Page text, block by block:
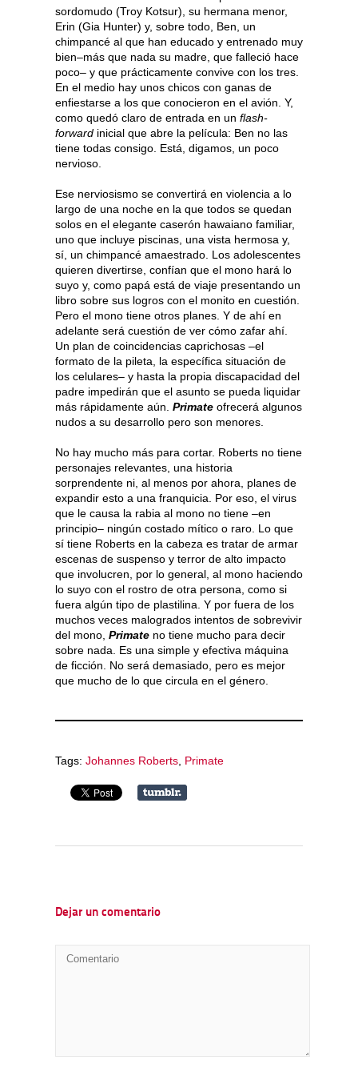
sordomudo (Troy Kotsur), su hermana menor,
Erin (Gia Hunter) y, sobre todo, Ben, un
chimpancé al que han educado y entrenado muy
bien–más que nada su madre, que falleció hace
poco– y que prácticamente convive con los tres.
En el medio hay unos chicos con ganas de
enfiestarse a los que conocieron en el avión. Y,
como quedó claro de entrada en un flash-
forward inicial que abre la película: Ben no las
tiene todas consigo. Está, digamos, un poco
nervioso.
Ese nerviosismo se convertirá en violencia a lo
largo de una noche en la que todos se quedan
solos en el elegante caserón hawaiano familiar,
uno que incluye piscinas, una vista hermosa y,
sí, un chimpancé amaestrado. Los adolescentes
quieren divertirse, confían que el mono hará lo
suyo y, como papá está de viaje presentando un
libro sobre sus logros con el monito en cuestión.
Pero el mono tiene otros planes. Y de ahí en
adelante será cuestión de ver cómo zafar ahí.
Un plan de coincidencias caprichosas –el
formato de la pileta, la específica situación de
los celulares– y hasta la propia discapacidad del
padre impedirán que el asunto se pueda liquidar
más rápidamente aún. Primate ofrecerá algunos
nudos a su desarrollo pero son menores.
No hay mucho más para cortar. Roberts no tiene
personajes relevantes, una historia
sorprendente ni, al menos por ahora, planes de
expandir esto a una franquicia. Por eso, el virus
que le causa la rabia al mono no tiene –en
principio– ningún costado mítico o raro. Lo que
sí tiene Roberts en la cabeza es tratar de armar
escenas de suspenso y terror de alto impacto
que involucren, por lo general, al mono haciendo
lo suyo con el rostro de otra persona, como si
fuera algún tipo de plastilina. Y por fuera de los
muchos veces malogrados intentos de sobrevivir
del mono, Primate no tiene mucho para decir
sobre nada. Es una simple y efectiva máquina
de ficción. No será demasiado, pero es mejor
que mucho de lo que circula en el género.
Tags: Johannes Roberts Primate
Dejar un comentario